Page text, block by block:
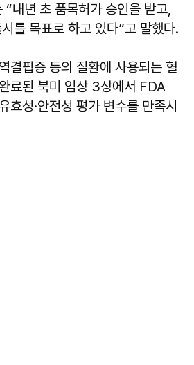
“내년 초 품목허가 승인을 받고,
를 목표로 하고 있다”고 말했다.
결핍증 등의 질환에 사용되는 혈
료된 북미 임상 3상에서 FDA
효성·안전성 평가 변수를 만족시